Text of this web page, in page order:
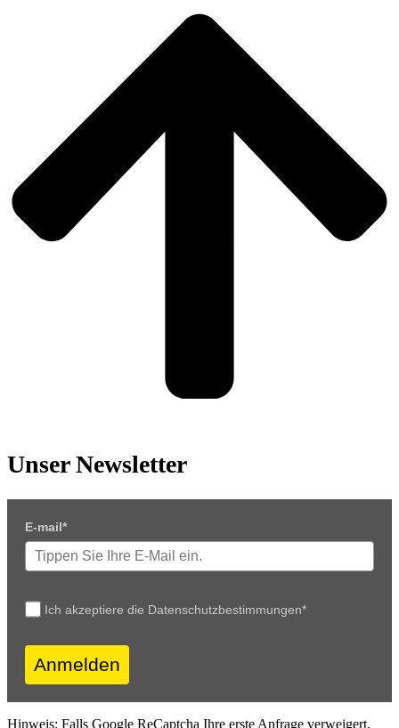
Unser Newsletter
E-mail*
Ich akzeptiere die Datenschutzbestimmungen*
Anmelden
Hinweis: Falls Google ReCaptcha Ihre erste Anfrage verweigert,